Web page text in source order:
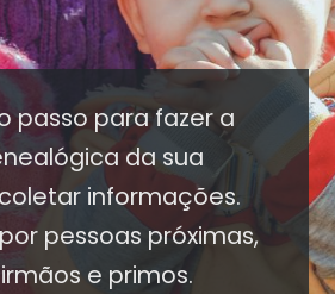
passo para fazer a
da sua
informações.
pessoas próximas,
e primos.